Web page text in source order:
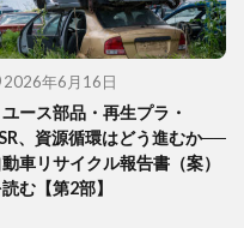
2026年6月16日
ユース部品・再生プラ・
、資源循環はどう進むか──
動車リサイクル報告書（案）
む【第2部】